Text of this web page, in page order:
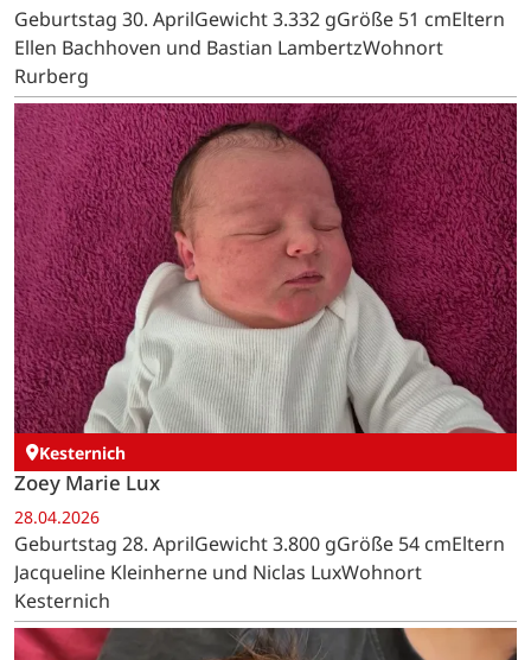
Geburtstag 30. AprilGewicht 3.332 gGröße 51 cmEltern
Ellen Bachhoven und Bastian LambertzWohnort
Rurberg
Kesternich
Zoey Marie Lux
28.04.2026
Geburtstag 28. AprilGewicht 3.800 gGröße 54 cmEltern
Jacqueline Kleinherne und Niclas LuxWohnort
Kesternich